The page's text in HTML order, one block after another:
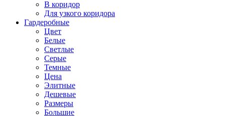
В коридор
Для узкого коридора
Гардеробные
Цвет
Белые
Светлые
Серые
Темные
Цена
Элитные
Дешевые
Размеры
Большие